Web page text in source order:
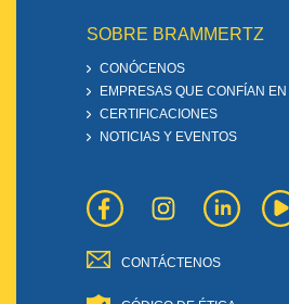
SOBRE BRAMMERTZ
CONÓCENOS
EMPRESAS QUE CONFÍAN
CERTIFICACIONES
NOTICIAS Y EVENTOS
CONTÁCTENOS